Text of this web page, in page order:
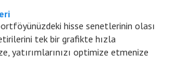
hisse senetlerinin olası
tek bir grafikte hızla
yatırımlarınızı optimize etmenize